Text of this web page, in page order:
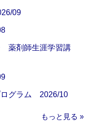
09
薬剤師生涯学習講
グラム 2026/10
もっと見る »